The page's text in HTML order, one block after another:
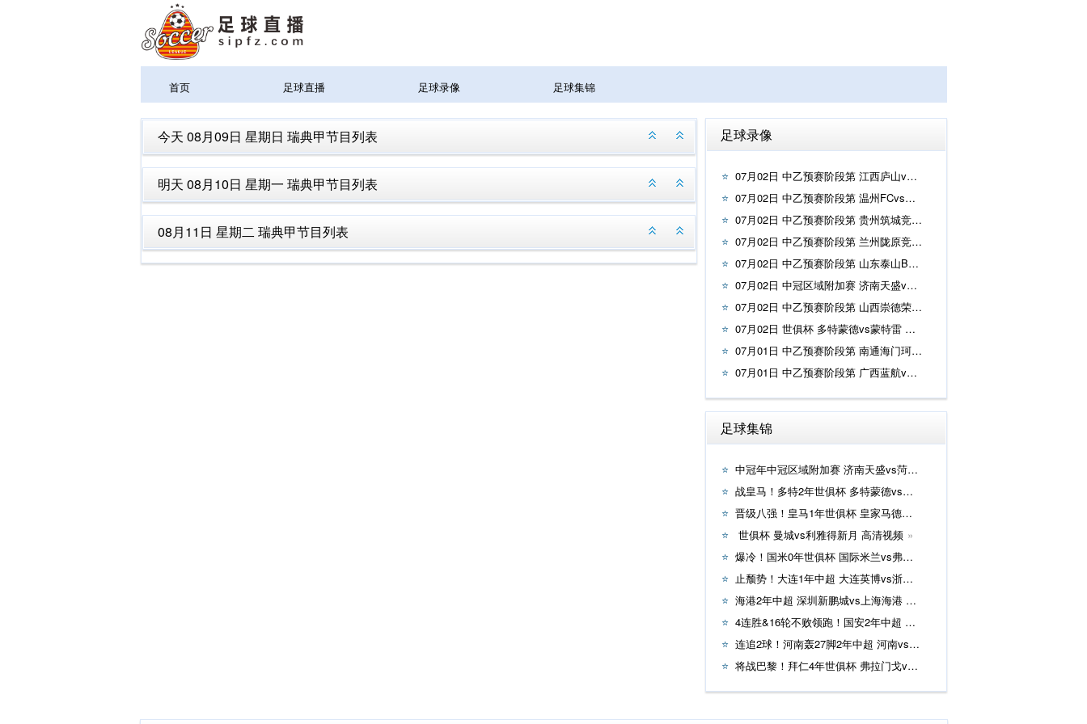
首页 足球直播 足球录像 足球集锦
今天 08月09日 星期日 瑞典甲节目列表
明天 08月10日 星期一 瑞典甲节目列表
08月11日 星期二 瑞典甲节目列表
足球录像
07月02日 中乙预赛阶段第 江西庐山vs无锡吴钩 高清录像在线观看
07月02日 中乙预赛阶段第 温州FCvs广州蒲公英 高清录像在线观看
07月02日 中乙预赛阶段第 贵州筑城竞技vs赣州瑞狮 高清录像在线观看
07月02日 中乙预赛阶段第 兰州陇原竞技vs泰安天贶 高清录像在线观看
07月02日 中乙预赛阶段第 山东泰山B队vs长春喜都 高清录像在线观看
07月02日 中冠区域附加赛 济南天盛vs菏泽曹州 高清录像在线观看
07月02日 中乙预赛阶段第 山西崇德荣海vs北京理工 高清录像在线观看
07月02日 世俱杯 多特蒙德vs蒙特雷 高清录像在线观看
07月01日 中乙预赛阶段第 南通海门珂缔缘vs上海海港B队 高清录像在线观看
07月01日 中乙预赛阶段第 广西蓝航vs广西恒宸 高清录像在线观看
足球集锦
中冠年中冠区域附加赛 济南天盛vs菏泽曹州 高清视频
战皇马！多特2年世俱杯 多特蒙德vs蒙特雷 高清视频
晋级八强！皇马1年世俱杯 皇家马德里vs尤文图斯 高清视频
世俱杯 曼城vs利雅得新月 高清视频
爆冷！国米0年世俱杯 国际米兰vs弗鲁米嫩塞 高清视频
止颓势！大连1年中超 大连英博vs浙江 高清视频
海港2年中超 深圳新鹏城vs上海海港 高清视频
4连胜&16轮不败领跑！国安2年中超 北京国安vs云南玉昆 高清视频
连追2球！河南轰27脚2年中超 河南vs山东泰山 高清视频
将战巴黎！拜仁4年世俱杯 弗拉门戈vs拜仁慕尼黑 高清视频